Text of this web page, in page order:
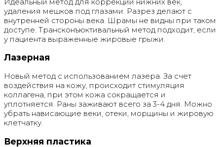
удаления мешков под глазами. Разрез делают с
внутренней стороны века. Шрамы не видны при таком
доступе. Трансконъюктивальный метод подходит, если
у пациента выраженные жировые грыжи.
Лазерная
Новый метод с использованием лазера. За счет
воздействия на кожу, происходит стимуляция
коллагена, при этом кожа сокращается и
уплотняется. Раны заживают всего за 3-4 дня. Можно
убрать нависающие веки, отеки, морщины и жировую
клетчатку.
Верхняя пластика